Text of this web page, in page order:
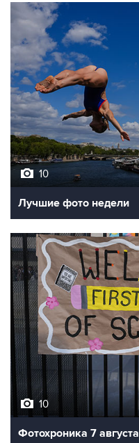
10
Лучшие фото недели
10
Фотохроника 7 августа